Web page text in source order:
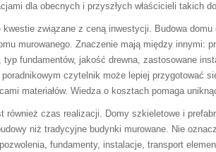
dla obecnych i przyszłych właścicieli takich
kwestie związane z ceną inwestycji. Budowa
murowanego. Znaczenie mają między innymi:
typ fundamentów, jakość drewna, zastosowane
poradnikowym czytelnik może lepiej przygotować
materiałów. Wiedza o kosztach pomaga
również czas realizacji. Domy szkieletowe i
niż tradycyjne budynki murowane. Nie
fundamenty, instalacje, transport